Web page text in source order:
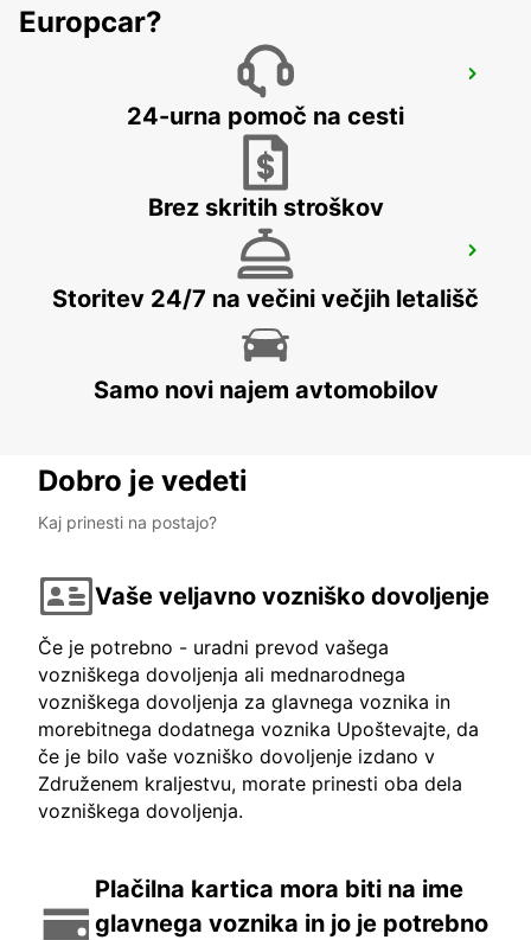
SIENA - ITALY
Europcar?
24-urna pomoč na cesti
Brez skritih stroškov
Storitev 24/7 na večini večjih letališč
Samo novi najem avtomobilov
Dobro je vedeti
Kaj prinesti na postajo?
Vaše veljavno vozniško dovoljenje
Če je potrebno - uradni prevod vašega
vozniškega dovoljenja ali mednarodnega
vozniškega dovoljenja za glavnega voznika in
morebitnega dodatnega voznika Upoštevajte, da
če je bilo vaše vozniško dovoljenje izdano v
Združenem kraljestvu, morate prinesti oba dela
vozniškega dovoljenja.
Plačilna kartica mora biti na ime
glavnega voznika in jo je potrebno